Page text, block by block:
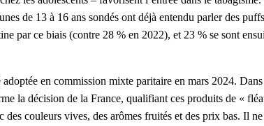
de 13 à 16 ans sondés ont déjà entendu parler des
par ce biais (contre 28 % en 2022), et 23 % se sont
en commission mixte paritaire en mars 2024.
la décision de la France, qualifiant ces produits de «
couleurs vives, des arômes fruités et des prix bas. Il